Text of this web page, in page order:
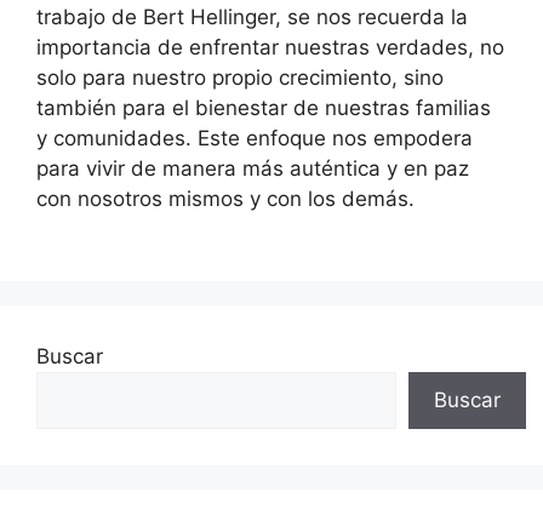
trabajo de Bert Hellinger, se nos recuerda la
importancia de enfrentar nuestras verdades, no
solo para nuestro propio crecimiento, sino
también para el bienestar de nuestras familias
y comunidades. Este enfoque nos empodera
para vivir de manera más auténtica y en paz
con nosotros mismos y con los demás.
Buscar
Buscar